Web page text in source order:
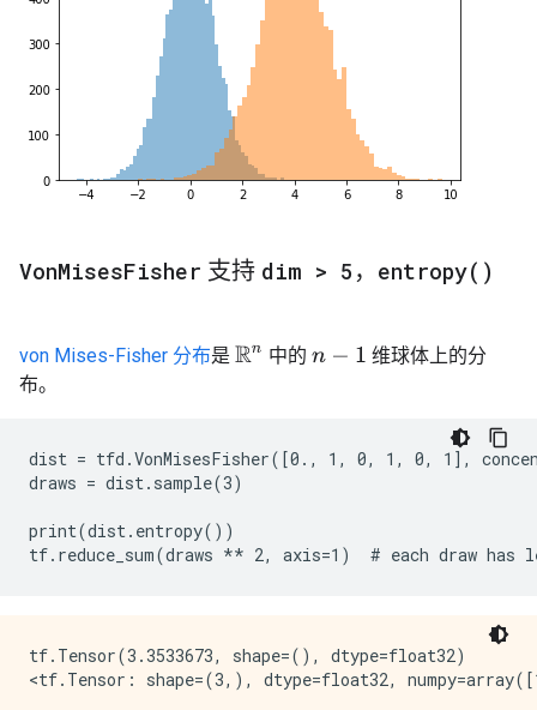
VonMisesFisher 支持 dim > 5 ， entropy( )
von Mises-Fisher 分布是 Rn 中的n− 1
维球体上的分
布。
dist = tfd.VonMisesFisher([0., 1, 0, 1, 0, 1],
draws = dist.sample(3)
print(dist.entropy())
tf.Tensor(3.3533673, shape=(), dtype=float32)